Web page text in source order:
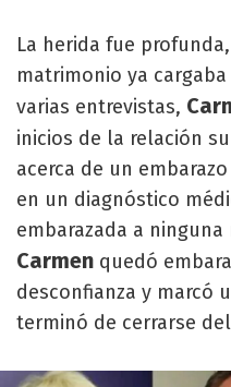
La herida fue
matrimonio ya
varias entrevistas,
inicios de la relación
acerca de un
en un diagnóstico
embarazada a
Carmen quedó
desconfianza y marcó
terminó de cerrarse